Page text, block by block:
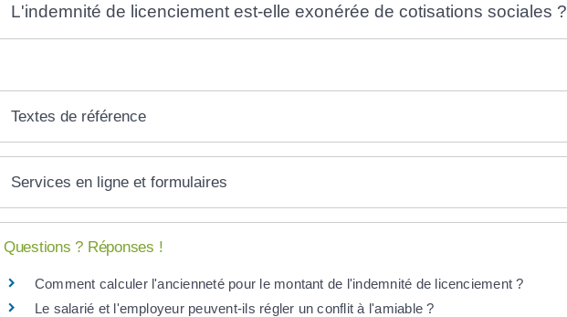
L'indemnité de licenciement est-elle exonérée de cotisations sociales ?
Textes de référence
Services en ligne et formulaires
Questions ? Réponses !
Comment calculer l'ancienneté pour le montant de l'indemnité de licenciement ?
Le salarié et l'employeur peuvent-ils régler un conflit à l'amiable ?